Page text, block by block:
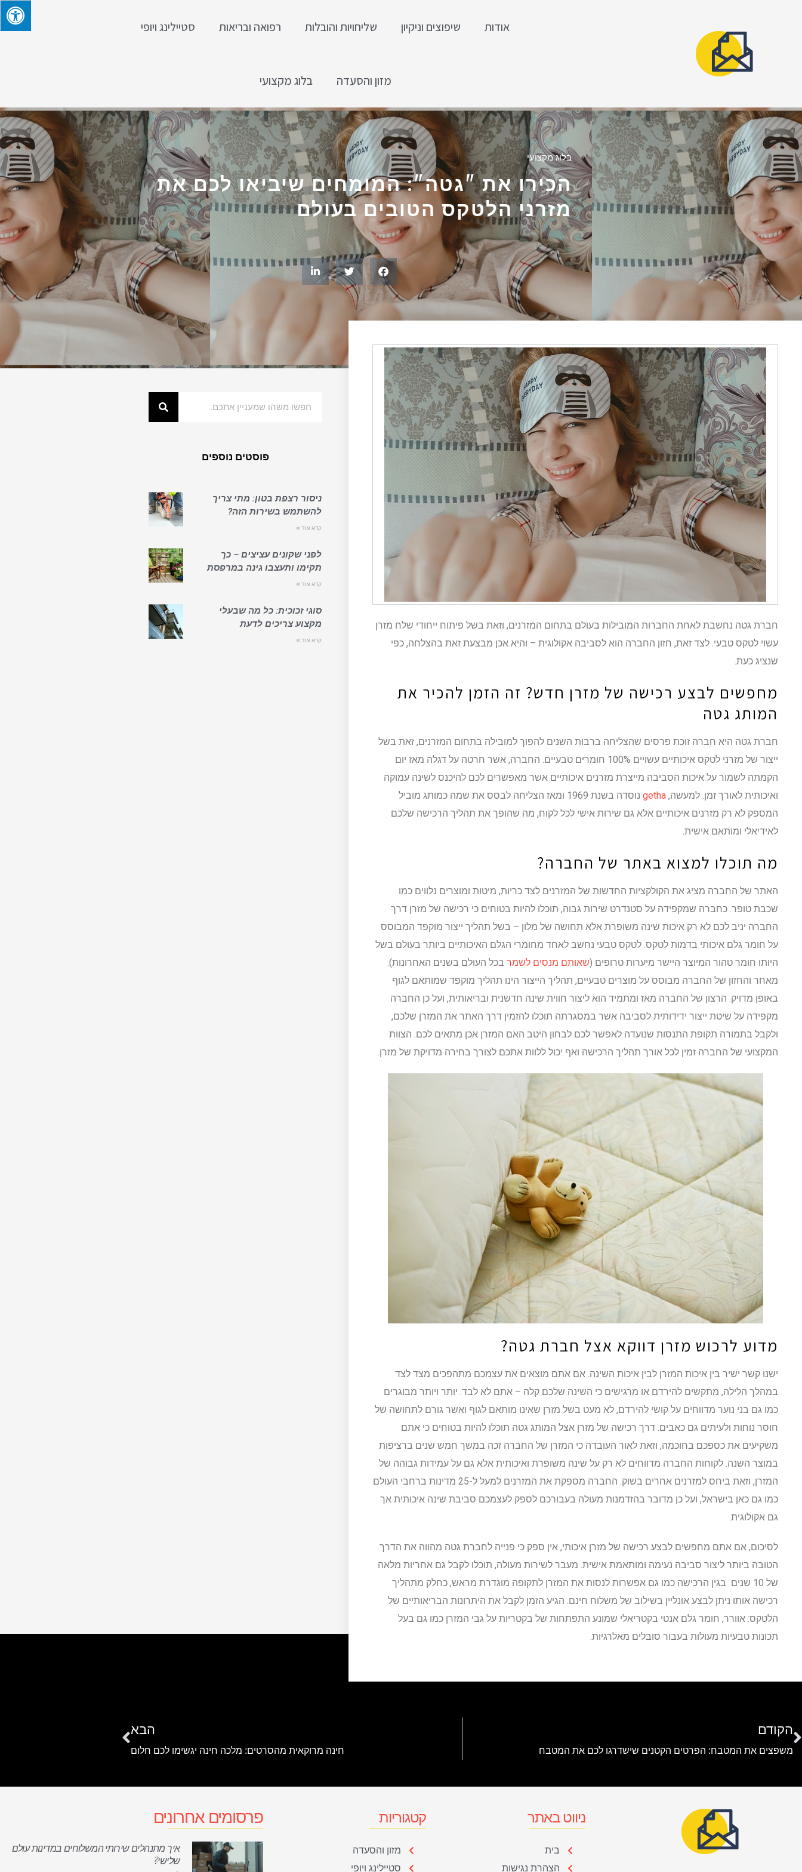
אודות שיפוצים וניקיון שליחויות והובלות רפואה ובריאות סטיילינג ויופי
מזון והסעדה בלוג מקצועי
בלוג מקצועי
הכירו את "גטה": המומחים שיביאו לכם את
מזרני הלטקס הטובים בעולם
חברת גטה נחשבת לאחת החברות המובילות בעולם בתחום המזרנים, וזאת בשל פיתוח ייחודי שלח מזרן
עשוי לטקס טבעי. לצד זאת, חזון החברה הוא לסביבה אקולוגית – והיא אכן מבצעת זאת בהצלחה, כפי
שנציג כעת.
מחפשים לבצע רכישה של מזרן חדש? זה הזמן להכיר את
המותג גטה
חברת גטה היא חברה זוכת פרסים שהצליחה ברבות השנים להפוך למובילה בתחום המזרנים, זאת בשל
ייצור של מזרני לטקס איכותיים עשויים 100% חומרים טבעיים. החברה, אשר חרטה על דגלה מאז יום
הקמתה לשמור על איכות הסביבה מייצרת מזרנים איכותיים אשר מאפשרים לכם להיכנס לשינה עמוקה
ואיכותית לאורך זמן. למעשה, getha
נוסדה בשנת 1969 ומאז הצליחה לבסס את שמה כמותג מוביל
המספק לא רק מזרנים איכותיים אלא גם שירות אישי לכל לקוח, מה שהופך את תהליך הרכישה שלכם
לאידיאלי ומותאם אישית.
מה תוכלו למצוא באתר של החברה?
האתר של החברה מציג את הקולקציות החדשות של המזרנים לצד כריות, מיטות ומוצרים נלווים כמו
שכבת טופר. כחברה שמקפידה על סטנדרט שירות גבוה, תוכלו להיות בטוחים כי רכישה של מזרן דרך
החברה יניב לכם לא רק איכות שינה משופרת אלא תחושה של מלון – בשל תהליך ייצור מוקפד המבוסס
על חומר גלם איכותי בדמות לטקס. לטקס טבעי נחשב לאחד מחומרי הגלם האיכותיים ביותר בעולם בשל
היותו חומר טהור המיוצר היישר מיערות טרופים (שאותם מנסים לשמר בכל העולם בשנים האחרונות).
מאחר והחזון של החברה מבוסס על מוצרים טבעיים, תהליך הייצור הינו תהליך מוקפד שמותאם לגוף
באופן מדויק. הרצון של החברה מאז ומתמיד הוא ליצור חווית שינה חדשנית ובריאותית, ועל כן החברה
מקפידה על שיטת ייצור ידידותית לסביבה אשר במסגרתה תוכלו להזמין דרך האתר את המזרן שלכם,
ולקבל בתמורה תקופת התנסות שנועדה לאפשר לכם לבחון היטב האם המזרן אכן מתאים לכם. הצוות
המקצועי של החברה זמין לכל אורך תהליך הרכישה ואף יכול ללוות אתכם לצורך בחירה מדויקת של מזרן.
מדוע לרכוש מזרן דווקא אצל חברת גטה?
ישנו קשר ישיר בין איכות המזרן לבין איכות השינה. אם אתם מוצאים את עצמכם מתהפכים מצד לצד
במהלך הלילה, מתקשים להירדם או מרגישים כי השינה שלכם קלה – אתם לא לבד. יותר ויותר מבוגרים
כמו גם בני נוער מדווחים על קושי להירדם, לא מעט בשל מזרן שאינו מותאם לגוף ואשר גורם לתחושה של
חוסר נוחות ולעיתים גם כאבים. דרך רכישה של מזרן אצל המותג גטה תוכלו להיות בטוחים כי אתם
משקיעים את כספכם בחוכמה, וזאת לאור העובדה כי המזרן של החברה זכה במשך חמש שנים ברציפות
במוצר השנה. לקוחות החברה מדווחים לא רק על שינה משופרת ואיכותית אלא גם על עמידות גבוהה של
המזרן, וזאת ביחס למזרנים אחרים בשוק. החברה מספקת את המזרנים למעל ל-25 מדינות ברחבי העולם
כמו גם כאן בישראל, ועל כן מדובר בהזדמנות מעולה בעבורכם לספק לעצמכם סביבת שינה איכותית אך
גם אקולוגית.
לסיכום, אם אתם מחפשים לבצע רכישה של מזרן איכותי, אין ספק כי פנייה לחברת גטה מהווה את הדרך
הטובה ביותר ליצור סביבה נעימה ומותאמת אישית. מעבר לשירות מעולה, תוכלו לקבל גם אחריות מלאה
של 10 שנים בגין הרכישה כמו גם אפשרות לנסות את המזרן לתקופה מוגדרת מראש, כחלק מתהליך
רכישה אותו ניתן לבצע אונליין בשילוב של משלוח חינם. הגיע הזמן לקבל את היתרונות הבריאותיים של
הלטקס: אוורר, חומר גלם אנטי בקטריאלי שמונע התפתחות של בקטריות על גבי המזרן כמו גם בעל
תכונות טבעיות מעולות בעבור סובלים מאלרגיות.
פוסטים נוספים
ניסור רצפת בטון: מתי צריך
להשתמש בשירות הזה?
קרא עוד »
לפני שקונים עציצים – כך
תקימו ותעצבו גינה במרפסת
קרא עוד »
סוגי זכוכית: כל מה שבעלי
מקצוע צריכים לדעת
קרא עוד »
הקודם
משפצים את המטבח: הפרטים הקטנים שישדרגו לכם את המטבח
הבא
חינה מרוקאית מהסרטים: מלכה חינה יגשימו לכם חלום
ניווט באתר
בית
הצהרת נגישות
קטגוריות
מזון והסעדה
סטיילינג ויופי
פרסומים אחרונים
איך מתנהלים שירותי המשלוחים במדינות עולם
שלישי?